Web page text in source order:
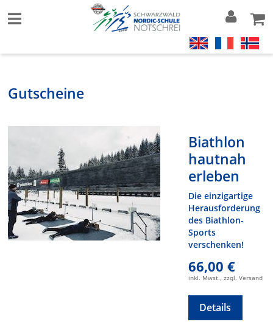
Gutscheine
Biathlon
hautnah
erleben
Die einzigartige
Herausforderung
des Biathlon-
Sports
verschenken!
66,00 €
inkl. Mwst., zzgl. Versand
Details